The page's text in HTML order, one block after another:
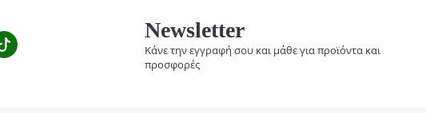
Newsletter
Κάνε την εγγραφή σου και μάθε για προϊόντα και
προσφορές